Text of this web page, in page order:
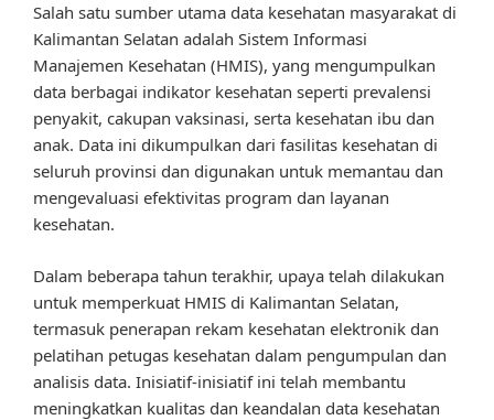
Salah satu sumber utama data kesehatan masyarakat di
Kalimantan Selatan adalah Sistem Informasi
Manajemen Kesehatan (HMIS), yang mengumpulkan
data berbagai indikator kesehatan seperti prevalensi
penyakit, cakupan vaksinasi, serta kesehatan ibu dan
anak. Data ini dikumpulkan dari fasilitas kesehatan di
seluruh provinsi dan digunakan untuk memantau dan
mengevaluasi efektivitas program dan layanan
kesehatan.
Dalam beberapa tahun terakhir, upaya telah dilakukan
untuk memperkuat HMIS di Kalimantan Selatan,
termasuk penerapan rekam kesehatan elektronik dan
pelatihan petugas kesehatan dalam pengumpulan dan
analisis data. Inisiatif-inisiatif ini telah membantu
meningkatkan kualitas dan keandalan data kesehatan